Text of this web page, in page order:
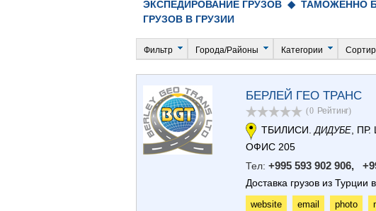
ЭКСПЕДИРОВАНИЕ ГРУЗОВ ◆ ТАМОЖЕННО
ГРУЗОВ В ГРУЗИИ
Фильтр Города/Районы Категории
БЕРЛЕЙ ГЕО ТРАНС
(0 Рейтинг)
ТБИЛИСИ. ДИДУБЕ ,
ОФИС 205
Тел: +995 593 902 906,
Доставка грузов из
website email photo